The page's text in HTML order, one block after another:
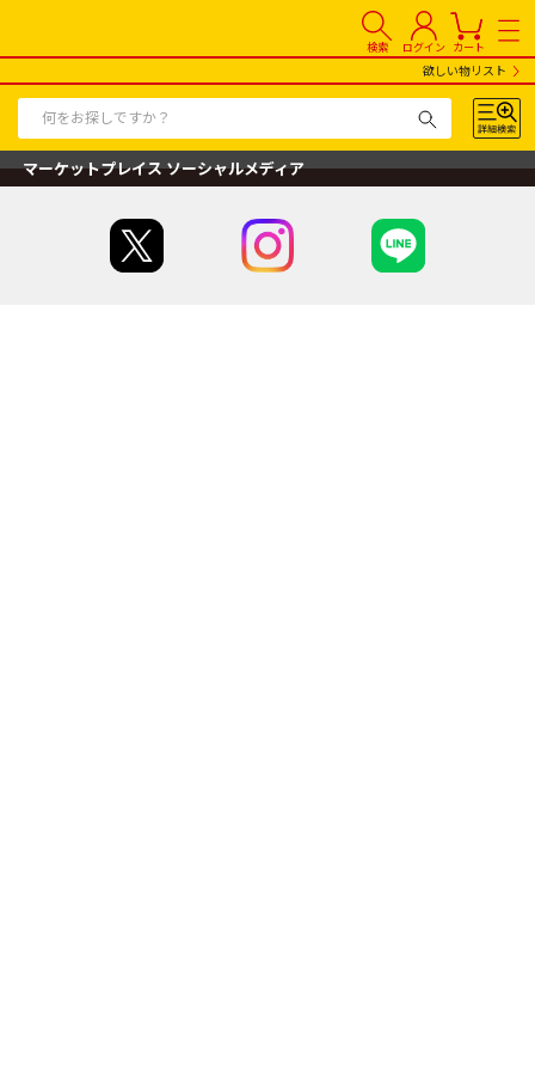
検索 ログイン カート
欲しい物リスト
マーケットプレイス ソーシャルメディア